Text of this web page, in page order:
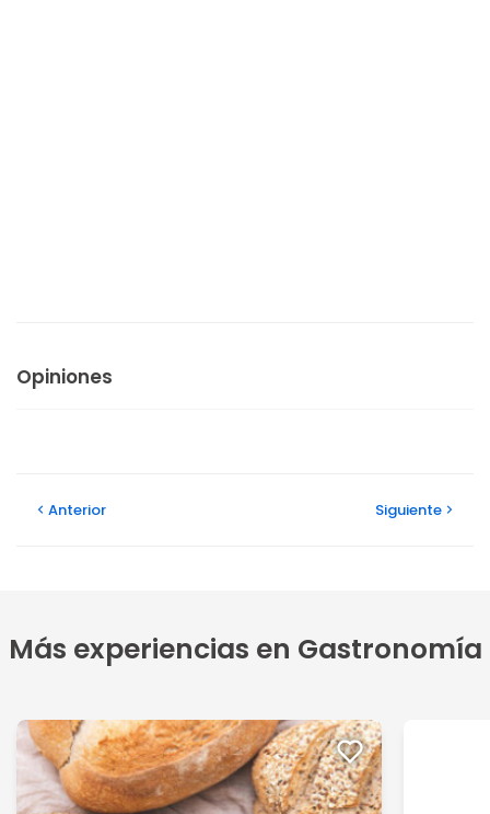
Opiniones
Anterior Siguiente
Más experiencias en Gastronomía